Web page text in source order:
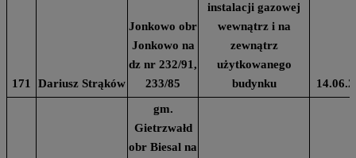
171 Dariusz Strąków
Jonkowo obr
Jonkowo na
dz nr 232/91,
233/85
instalacji gazowej
wewnątrz i na
zewnątrz
użytkowanego
budynku
gm.
Gietrzwałd
obr Biesal na